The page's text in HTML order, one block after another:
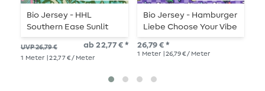
Bio Jersey - HHL
Southern Ease Sunlit
Botanica Grün
UVP 26,79 € ab 22,77 € *
1 Meter | 22,77 € / Meter
Bio Jersey - Hamburger
Liebe Choose Your Vibe
Be You Lila
26,79 € *
1 Meter | 26,79 € / Meter